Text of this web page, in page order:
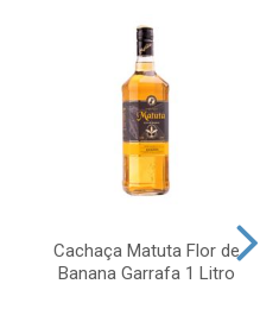
Cachaça Matuta Flor de
Banana Garrafa 1 Litro